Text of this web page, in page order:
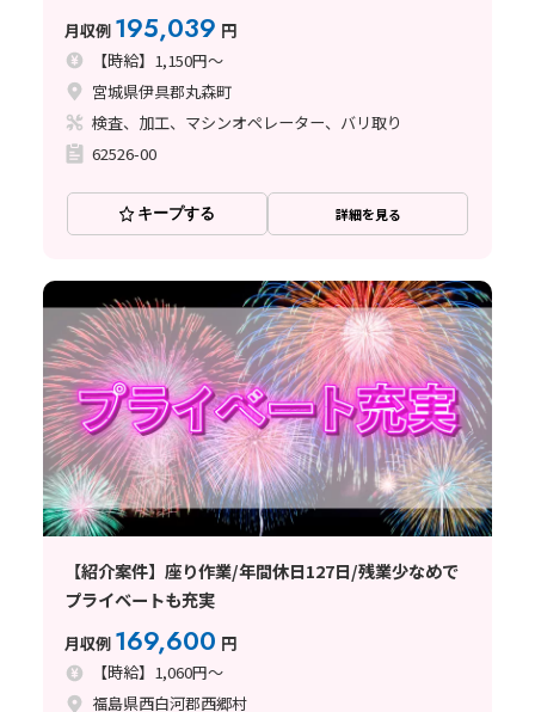
月収例 195,039 円
【時給】1,150円～
宮城県伊具郡丸森町
検査、加工、マシンオペレーター、バリ取り
62526-00
キープする 詳細を見る
【紹介案件】座り作業/年間休日127日/残業少なめで
プライベートも充実
月収例 169,600 円
【時給】1,060円～
福島県西白河郡西郷村